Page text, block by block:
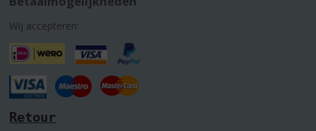
Wij accepteren:
Retour